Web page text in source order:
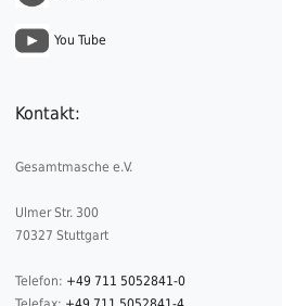
You Tube
Kontakt:
Gesamtmasche e.V.
Ulmer Str. 300
70327 Stuttgart
Telefon: +49 711 5052841-0